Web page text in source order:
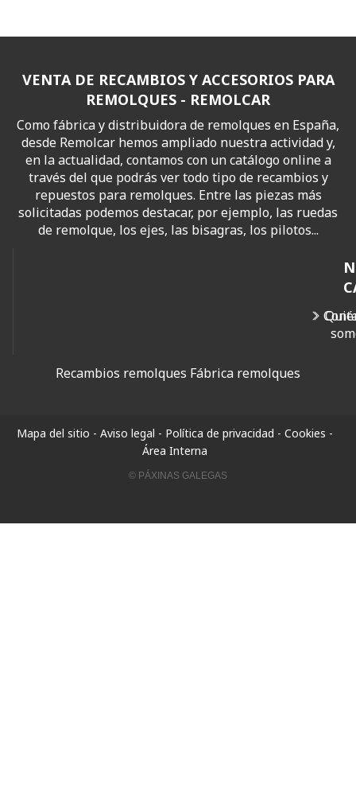
VENTA DE RECAMBIOS Y ACCESORIOS PARA
REMOLQUES - REMOLCAR
Como fábrica y distribuidora de remolques en España,
desde Remolcar hemos ampliado nuestra actividad y,
en la actualidad, contamos con un catálogo online a
través del que podrás ver todo tipo de recambios y
repuestos para remolques. Entre las piezas más
solicitadas podemos destacar, por ejemplo, las ruedas
de remolque, los ejes, las bisagras, los pilotos...
Recambios remolques Fábrica remolques
Mapa del sitio - Aviso legal - Política de privacidad - Cookies -
Área Interna
© PÁXINAS GALEGAS